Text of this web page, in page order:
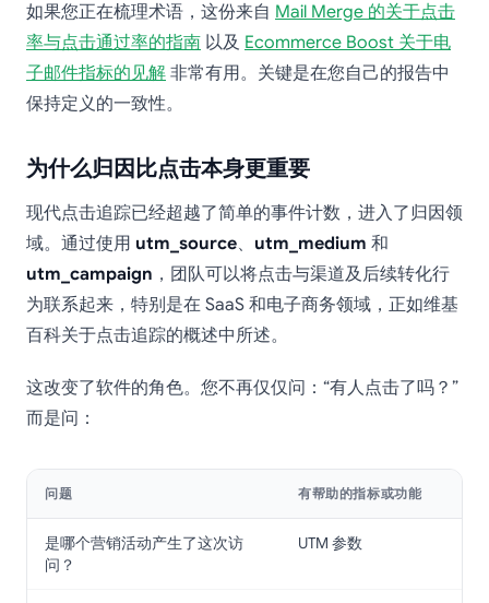
如果您正在梳理术语，这份来自 Mail Merge 的关于点击
率与点击通过率的指南 以及 Ecommerce Boost 关于电
子邮件指标的见解 非常有用。关键是在您自己的报告中
保持定义的一致性。
为什么归因比点击本身更重要
现代点击追踪已经超越了简单的事件计数，进入了归因领
域。通过使用 utm_source、 utm_medium 和
utm_campaign ，团队可以将点击与渠道及后续转化行
为联系起来，特别是在 SaaS 和电子商务领域，正如维基
百科关于点击追踪的概述中所述。
这改变了软件的角色。您不再仅仅问：“有人点击了吗？”
而是问：
问题 有帮助的指标或功能
是哪个营销活动产生了这次访
问？
UTM 参数